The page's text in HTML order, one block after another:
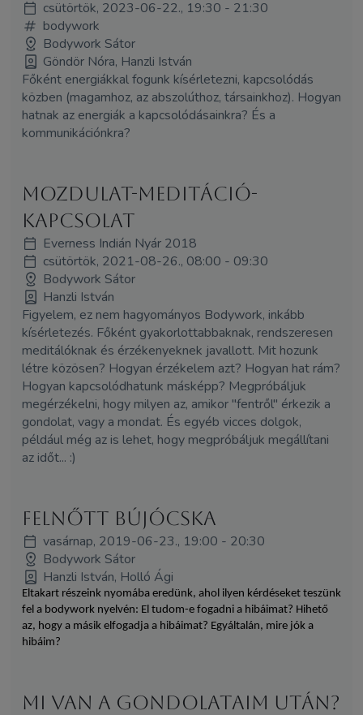
csütörtök, 2023-06-22., 19:30 - 21:30
bodywork
Bodywork Sátor
Göndör Nóra, Hanzli István
Főként energiákkal fogunk kísérletezni, kapcsolódás
közben (magamhoz, az abszolúthoz, társainkhoz). Hogyan
hatnak az energiák a kapcsolódásainkra? És a
kommunikációnkra?
Mozdulat-meditáció-
kapcsolat
Everness Indián Nyár 2018
csütörtök, 2021-08-26., 08:00 - 09:30
Bodywork Sátor
Hanzli István
Figyelem, ez nem hagyományos Bodywork, inkább
kísérletezés. Főként gyakorlottabbaknak, rendszeresen
meditálóknak és érzékenyeknek javallott. Mit hozunk
létre közösen? Hogyan érzékelem azt? Hogyan hat rám?
Hogyan kapcsolódhatunk másképp? Megpróbáljuk
megérzékelni, hogy milyen az, amikor "fentről" érkezik a
gondolat, vagy a mondat. És egyéb vicces dolgok,
például még az is lehet, hogy megpróbáljuk megállítani
az időt... :)
Felnőtt bújócska
vasárnap, 2019-06-23., 19:00 - 20:30
Bodywork Sátor
Hanzli István, Holló Ági
Eltakart részeink nyomába eredünk, ahol ilyen kérdéseket teszünk
fel a bodywork nyelvén: El tudom-e fogadni a hibáimat? Hihető
az, hogy a másik elfogadja a hibáimat? Egyáltalán, mire jók a
hibáim?
Mi van a gondolataim után?